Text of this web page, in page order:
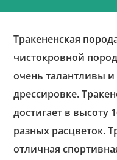
Тракененская
чистокровной
очень талантливы и
дрессировке.
достигает в высоту
разных расцветок.
отличная